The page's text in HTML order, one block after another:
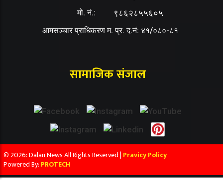
मो. नं.: ९८६२८५५६०५
आमसञ्चार प्राधिकरण म. प्र. द.नं: ४१/०८०-८१
सामाजिक संजाल
© 2026: Dalan News All Rights Reserved | Pravicy Policy
Powered By: PROTECH